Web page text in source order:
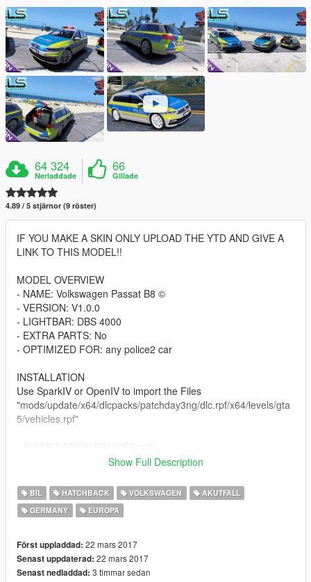
64 324
Nerladdade
66
Gillade
4.89 / 5 stjärnor (9 röster)
IF YOU MAKE A SKIN ONLY UPLOAD THE YTD AND GIVE A
LINK TO THIS MODEL!!
MODEL OVERVIEW
- NAME: Volkswagen Passat B8 ©
- VERSION: V1.0.0
- LIGHTBAR: DBS 4000
- EXTRA PARTS: No
- OPTIMIZED FOR: any police2 car
INSTALLATION
Use SparkIV or OpenIV to import the Files
"mods/update/x64/dlcpacks/patchday3ng/dlc.rpf/x64/levels/gta
5/vehicles.rpf"
POLICE2.xml "Rockstar Games/Grand Theft Auto
CREDITS
- Original 3d Model by: Squir
-Converted to V: achillesdkpolicemods
- Dufflebag: HaLoPCDrAcO.
- Explorer Cabinet: ErinLindsay.
Show Full Description
BIL HATCHBACK VOLKSWAGEN
AKUTFALL
GERMANY
EUROPA
Först uppladdad: 22 mars 2017
Senast uppdaterad: 22 mars 2017
Senast nedladdad: 3 timmar sedan